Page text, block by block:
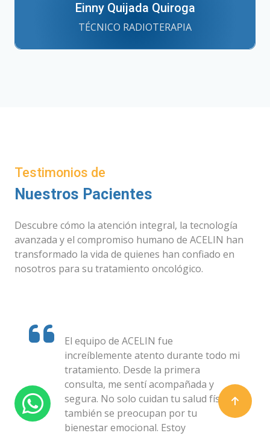
Einny Quijada Quiroga
TÉCNICO RADIOTERAPIA
Testimonios de
Nuestros Pacientes
Descubre cómo la atención integral, la tecnología
avanzada y el compromiso humano de ACELIN han
transformado la vida de quienes han confiado en
nosotros para su tratamiento oncológico.
El equipo de ACELIN fue
increíblemente atento durante todo mi
tratamiento. Desde la primera
consulta, me sentí acompañada y
segura. No solo cuidan tu salud física,
también se preocupan por tu
bienestar emocional. Estoy